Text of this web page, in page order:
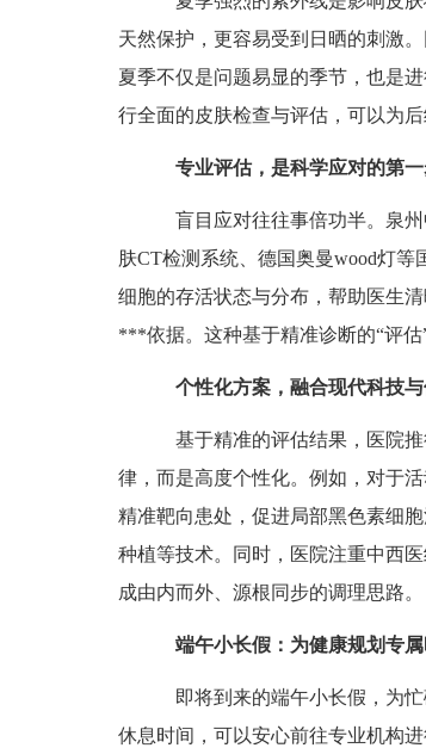
天然保护，更容易受到日晒的刺激
夏季不仅是问题易显的季节，也是
行全面的皮肤检查与评估，可以为后
专业评估，是科学应对的第
盲目应对往往事倍功半。泉州
肤CT检测系统、德国奥曼wood灯
细胞的存活状态与分布，帮助医生
***依据。这种基于精准诊断的“评估
个性化方案，融合现代科技
基于精准的评估结果，医院推
律，而是高度个性化。例如，对于
精准靶向患处，促进局部黑色素细
种植等技术。同时，医院注重中西
成由内而外、源根同步的调理思路。
端午小长假：为健康规划专属
即将到来的端午小长假，为忙
休息时间，可以安心前往专业机构